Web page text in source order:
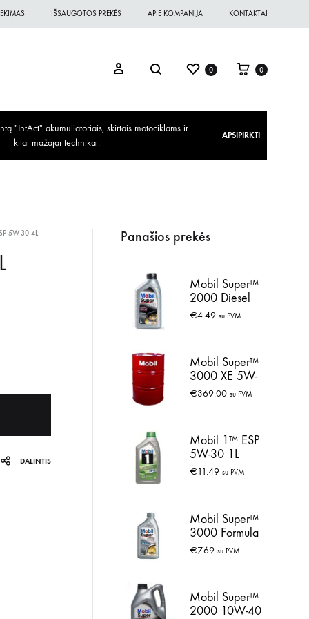
IŠSAUGOTOS PREKĖS APIE KOMPANIJA KONTAKTAI
0 0
"IntAct" akumuliatoriais, skirtais motociklams ir
kitai mažajai technikai.
APSIPIRKTI
5W-30 4L
DALINTIS
Panašios prekės
Mobil Super™
2000 Diesel
10W-40 1L
€4.49 su PVM
Mobil Super™
3000 XE 5W-
30 60L
€369.00 su PVM
Mobil 1™ ESP
5W-30 1L
€11.49 su PVM
Mobil Super™
3000 Formula
FE 5W-30 1L
€7.69 su PVM
Mobil Super™
2000 10W-40